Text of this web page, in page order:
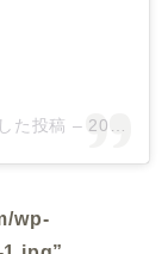
た投稿 – 2019年 8月月9日午前4時23分PDT
wp-